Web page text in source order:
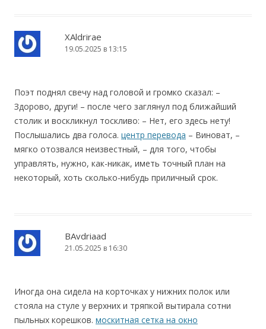
XAldrirae
19.05.2025 в 13:15
Поэт поднял свечу над головой и громко сказал: –
Здорово, други! – после чего заглянул под ближайший
столик и воскликнул тоскливо: – Нет, его здесь нету!
Послышались два голоса. центр перевода – Виноват, –
мягко отозвался неизвестный, – для того, чтобы
управлять, нужно, как-никак, иметь точный план на
некоторый, хоть сколько-нибудь приличный срок.
BAvdriaad
21.05.2025 в 16:30
Иногда она сидела на корточках у нижних полок или
стояла на стуле у верхних и тряпкой вытирала сотни
пыльных корешков. москитная сетка на окно